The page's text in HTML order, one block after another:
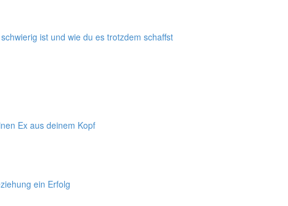
ist und wie du es trotzdem schaffst
Ex aus deinem Kopf
ein Erfolg